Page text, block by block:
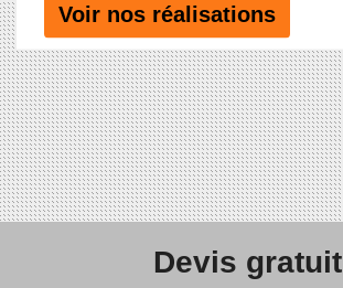
Voir nos réalisations
Devis gratuit